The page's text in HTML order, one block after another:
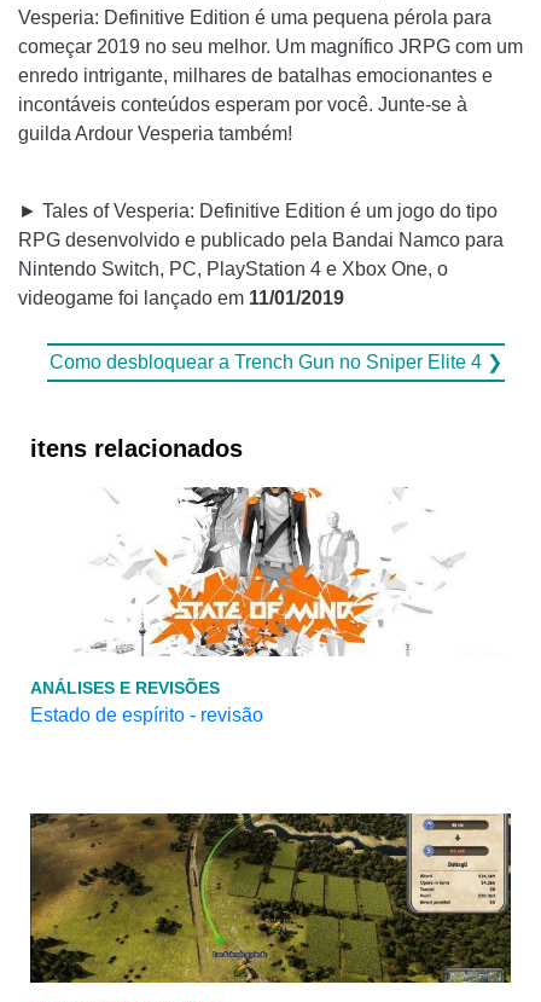
Vesperia: Definitive Edition é uma pequena pérola para
começar 2019 no seu melhor. Um magnífico JRPG com um
enredo intrigante, milhares de batalhas emocionantes e
incontáveis ​​conteúdos esperam por você. Junte-se à
guilda Ardour Vesperia também!
► Tales of Vesperia: Definitive Edition é um jogo do tipo
RPG desenvolvido e publicado pela Bandai Namco para
Nintendo Switch, PC, PlayStation 4 e Xbox One, o
videogame foi lançado em 11/01/2019
Como desbloquear a Trench Gun no Sniper Elite 4 ❯
itens relacionados
ANÁLISES E REVISÕES
Estado de espírito - revisão